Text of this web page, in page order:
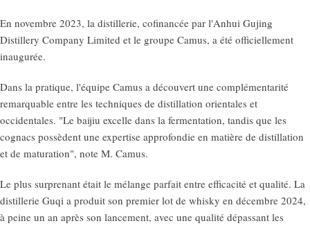
En novembre 2023, la distillerie, cofinancée par l'Anhui Gujing
Distillery Company Limited et le groupe Camus, a été officiellement
inaugurée.
Dans la pratique, l'équipe Camus a découvert une complémentarité
remarquable entre les techniques de distillation orientales et
occidentales. "Le baijiu excelle dans la fermentation, tandis que les
cognacs possèdent une expertise approfondie en matière de distillation
et de maturation", note M. Camus.
Le plus surprenant était le mélange parfait entre efficacité et qualité. La
distillerie Guqi a produit son premier lot de whisky en décembre 2024,
à peine un an après son lancement, avec une qualité dépassant les